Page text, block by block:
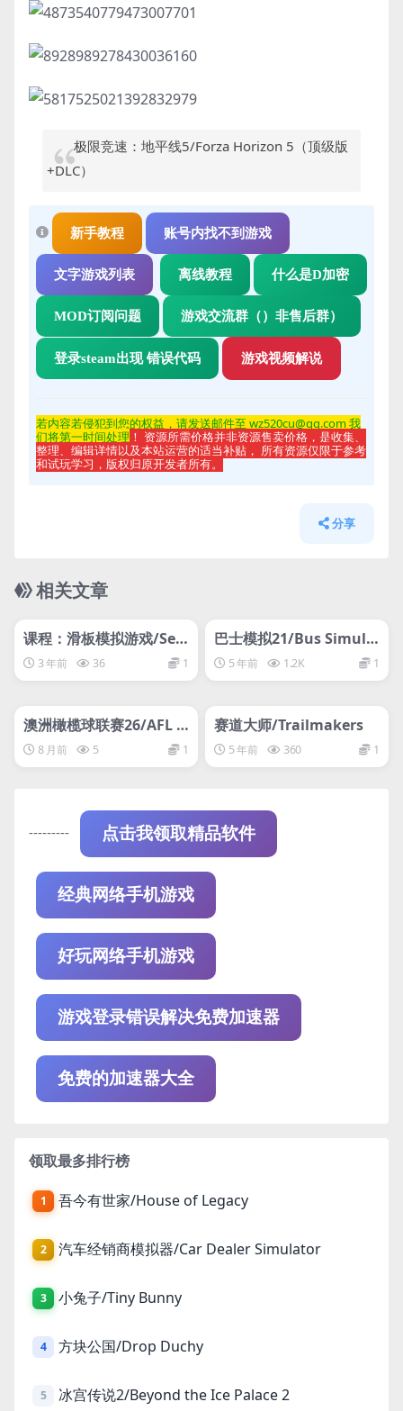
极限竞速：地平线5/Forza Horizon 5（顶级版
+DLC）
新手教程 账号内找不到游戏
文字游戏列表 离线教程 什么是D加密
MOD订阅问题 游戏交流群（）非售后群）
登录steam出现 错误代码 游戏视频解说
若内容若侵犯到您的权益，请发送邮件至 wz520cu@qq.com 我
们将第一时间处理 ！ 资源所需价格并非资源售卖价格，是收集、
整理、编辑详情以及本站运营的适当补贴， 所有资源仅限于参考
和试玩学习，版权归原开发者所有。
分享
相关文章
网盘下载游戏
课程：滑板模拟游戏/Ses
sion: Skate Sim
3 年前 36 1
网盘下载游戏
巴士模拟21/Bus Simula
tor 21
5 年前 1.2K 1
网盘下载游戏
澳洲橄榄球联赛26/AFL 2
6 8 月前 5 1
网盘下载游戏
赛道大师/Trailmakers
5 年前 360 1
--------- 点击我领取精品软件
经典网络手机游戏
好玩网络手机游戏
游戏登录错误解决免费加速器
免费的加速器大全
领取最多排行榜
1 吾今有世家/House of Legacy
2 汽车经销商模拟器/Car Dealer Simulator
3 小兔子/Tiny Bunny
4 方块公国/Drop Duchy
5 冰宫传说2/Beyond the Ice Palace 2